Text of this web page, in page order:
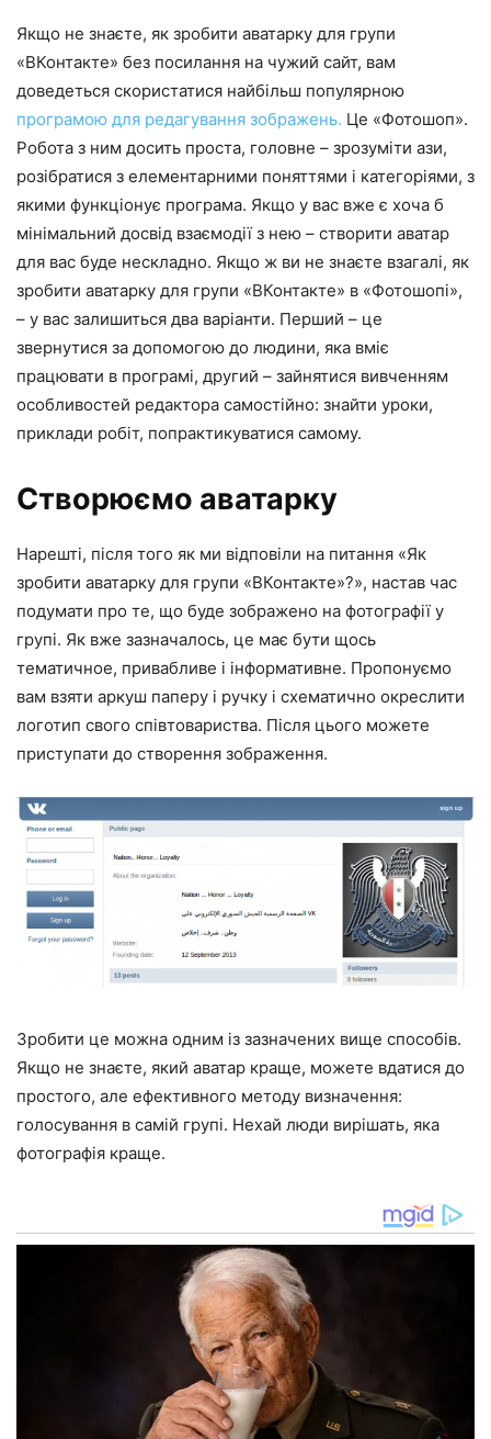
Якщо не знаєте, як зробити аватарку для групи
«ВКонтакте» без посилання на чужий сайт, вам
доведеться скористатися найбільш популярною
програмою для редагування зображень. Це «Фотошоп».
Робота з ним досить проста, головне – зрозуміти ази,
розібратися з елементарними поняттями і категоріями, з
якими функціонує програма. Якщо у вас вже є хоча б
мінімальний досвід взаємодії з нею – створити аватар
для вас буде нескладно. Якщо ж ви не знаєте взагалі, як
зробити аватарку для групи «ВКонтакте» в «Фотошопі»,
– у вас залишиться два варіанти. Перший – це
звернутися за допомогою до людини, яка вміє
працювати в програмі, другий – зайнятися вивченням
особливостей редактора самостійно: знайти уроки,
приклади робіт, попрактикуватися самому.
Створюємо аватарку
Нарешті, після того як ми відповіли на питання «Як
зробити аватарку для групи «ВКонтакте»?», настав час
подумати про те, що буде зображено на фотографії у
групі. Як вже зазначалось, це має бути щось
тематичное, привабливе і інформативне. Пропонуємо
вам взяти аркуш паперу і ручку і схематично окреслити
логотип свого співтовариства. Після цього можете
приступати до створення зображення.
Зробити це можна одним із зазначених вище способів.
Якщо не знаєте, який аватар краще, можете вдатися до
простого, але ефективного методу визначення:
голосування в самій групі. Нехай люди вирішать, яка
фотографія краще.